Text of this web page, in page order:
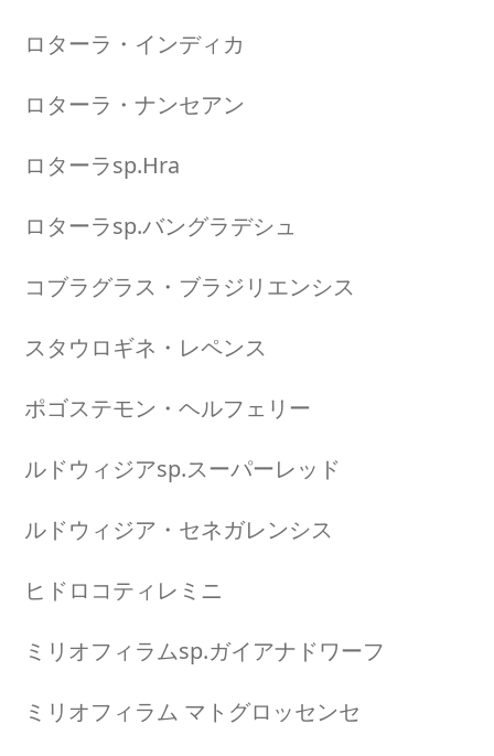
ロターラ・インディカ
ロターラ・ナンセアン
ロターラsp.Hra
ロターラsp.バングラデシュ
コブラグラス・ブラジリエンシス
スタウロギネ・レペンス
ポゴステモン・ヘルフェリー
ルドウィジアsp.スーパーレッド
ルドウィジア・セネガレンシス
ヒドロコティレミニ
ミリオフィラムsp.ガイアナドワーフ
ミリオフィラム マトグロッセンセ